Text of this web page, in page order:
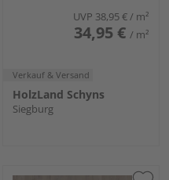
UVP 38,95 €/ m²
34,95 € / m²
Verkauf & Versand
HolzLand Schyns
Siegburg